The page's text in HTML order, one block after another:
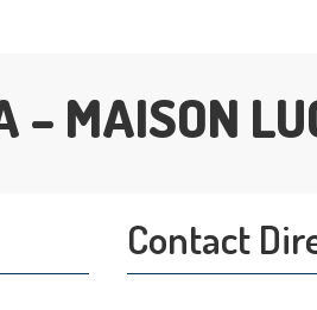
– MAISON
Contact